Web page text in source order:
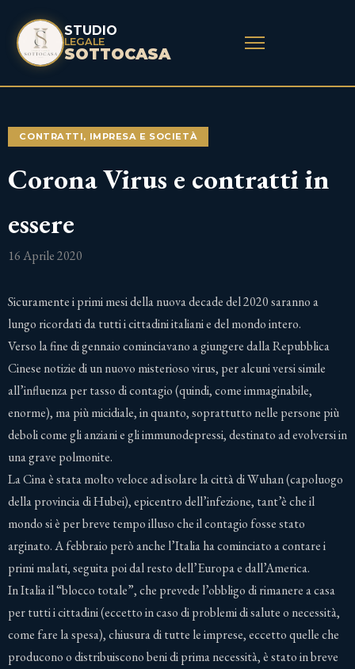
STUDIO
LEGALE
SOTTOCASA
CONTRATTI, IMPRESA E SOCIETÀ
Corona Virus e contratti in
essere
16 Aprile 2020
Sicuramente i primi mesi della nuova decade del 2020 saranno a
lungo ricordati da tutti i cittadini italiani e del mondo intero.
Verso la fine di gennaio cominciavano a giungere dalla Repubblica
Cinese notizie di un nuovo misterioso virus, per alcuni versi simile
all’influenza per tasso di contagio (quindi, come immaginabile,
enorme), ma più micidiale, in quanto, soprattutto nelle persone più
deboli come gli anziani e gli immunodepressi, destinato ad evolversi in
una grave polmonite.
La Cina è stata molto veloce ad isolare la città di Wuhan (capoluogo
della provincia di Hubei), epicentro dell’infezione, tant’è che il
mondo si è per breve tempo illuso che il contagio fosse stato
arginato. A febbraio però anche l’Italia ha cominciato a contare i
primi malati, seguita poi dal resto dell’Europa e dall’America.
In Italia il “blocco totale”, che prevede l’obbligo di rimanere a casa
per tutti i cittadini (eccetto in caso di problemi di salute o necessità,
come fare la spesa), chiusura di tutte le imprese, eccetto quelle che
producono o distribuiscono beni di prima necessità, è stato in breve